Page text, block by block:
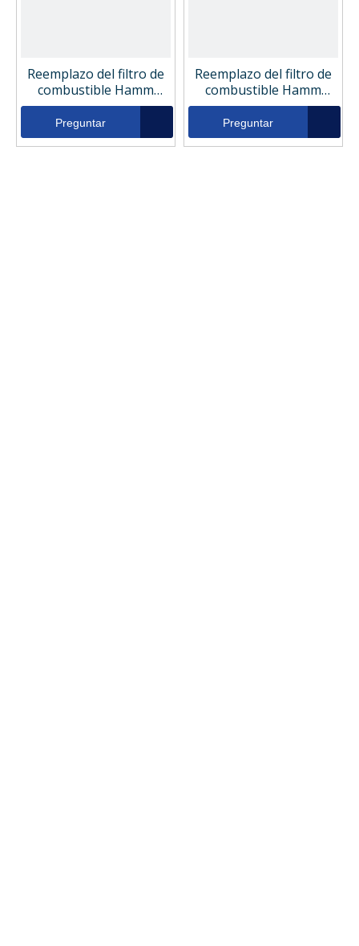
Reemplazo del filtro de
combustible Hamm
5825010
Preguntar
Reemplazo del filtro de
combustible Hamm
2043673
Preguntar